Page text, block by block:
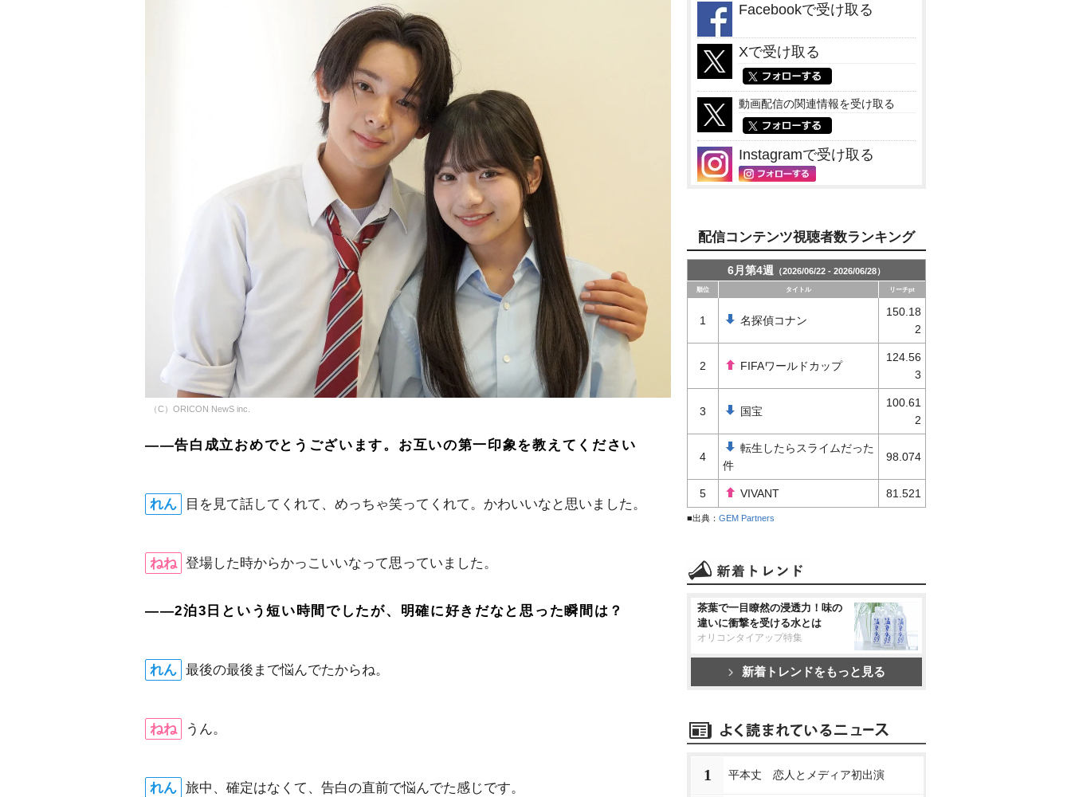
（C）ORICON NewS inc.
――告白成立おめでとうございます。お互いの第一印象を教えてください
れん 目を見て話してくれて、めっちゃ笑ってくれて。かわいいなと思いました。
ねね 登場した時からかっこいいなって思っていました。
――2泊3日という短い時間でしたが、明確に好きだなと思った瞬間は？
れん 最後の最後まで悩んでたからね。
ねね うん。
れん 旅中、確定はなくて、告白の直前で悩んでた感じです。
Facebookで受け取る
Xで受け取る
動画配信の関連情報を受け取る
Instagramで受け取る
配信コンテンツ視聴者数ランキング
6月第4週 （2026/06/22 - 2026/06/28）
順位 タイトル リーチpt
1 名探偵コナン
150.18
2
2 FIFAワールドカップ
124.56
3
3 国宝
100.61
2
4
転生したらスライムだった
件
98.074
5 VIVANT 81.521
■出典： GEM Partners
茶葉で一目瞭然の浸透力！味の
違いに衝撃を受ける水とは
オリコンタイアップ特集
新着トレンドをもっと見る
1 平本丈 恋人とメディア初出演